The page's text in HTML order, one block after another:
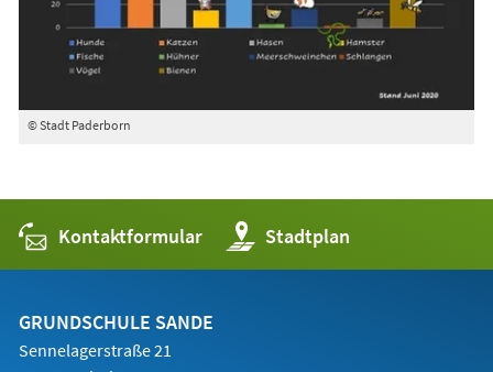
© Stadt Paderborn
Kontaktformular Stadtplan
(Öffnet
in
einem
GRUNDSCHULE SANDE
Sennelagerstraße 21